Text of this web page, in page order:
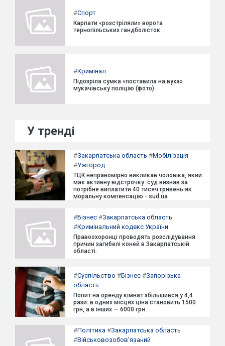
#Спорт
Карпати «розстріляли» ворота
тернопільських гандболісток
#Кримінал
Підозріла сумка «поставила на вуха»
мукачівську поліцію (фото)
У тренді
#Закарпатська область #Мобілізація
#Ужгород
ТЦК неправомірно викликав чоловіка, який
має активну відстрочку: суд визнав за
потрібне виплатити 40 тисяч гривень як
моральну компенсацію - sud.ua
#Бізнес #Закарпатська область
#Кримінальний кодекс України
Правоохоронці проводять розслідування
причин загибелі коней в Закарпатській
області.
#Суспільство #Бізнес #Запорізька
область
Попит на оренду кімнат збільшився у 4,4
рази: в одних місцях ціна становить 1500
грн, а в інших — 6000 грн.
#Політика #Закарпатська область
#Військовозобов'язаний